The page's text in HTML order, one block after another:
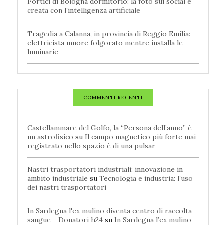
creata con l’intelligenza artificiale
Tragedia a Calanna, in provincia di Reggio Emilia:
elettricista muore folgorato mentre installa le
luminarie
COMMENTI RECENTI
Castellammare del Golfo, la “Persona dell’anno” è
un astrofisico su Il campo magnetico più forte mai
registrato nello spazio è di una pulsar
Nastri trasportatori industriali: innovazione in
ambito industriale su Tecnologia e industria: l’uso
dei nastri trasportatori
In Sardegna l'ex mulino diventa centro di raccolta
sangue - Donatori h24 su In Sardegna l’ex mulino